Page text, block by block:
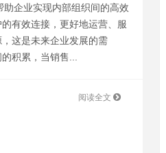
助企业实现内部组织间的高效
有效连接，更好地运营、服
这是未来企业发展的需
累，当销售...
阅读全文